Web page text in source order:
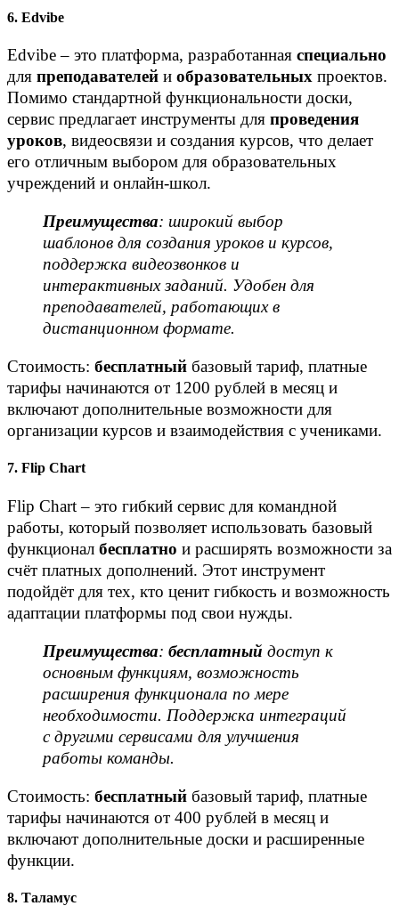
6. Edvibe
Edvibe – это платформа, разработанная специально
для преподавателей и образовательных проектов.
Помимо стандартной функциональности доски,
сервис предлагает инструменты для проведения
уроков, видеосвязи и создания курсов, что делает
его отличным выбором для образовательных
учреждений и онлайн-школ.
Преимущества: широкий выбор
шаблонов для создания уроков и курсов,
поддержка видеозвонков и
интерактивных заданий. Удобен для
преподавателей, работающих в
дистанционном формате.
Стоимость: бесплатный базовый тариф, платные
тарифы начинаются от 1200 рублей в месяц и
включают дополнительные возможности для
организации курсов и взаимодействия с учениками.
7. Flip Chart
Flip Chart – это гибкий сервис для командной
работы, который позволяет использовать базовый
функционал бесплатно и расширять возможности за
счёт платных дополнений. Этот инструмент
подойдёт для тех, кто ценит гибкость и возможность
адаптации платформы под свои нужды.
Преимущества: бесплатный доступ к
основным функциям, возможность
расширения функционала по мере
необходимости. Поддержка интеграций
с другими сервисами для улучшения
работы команды.
Стоимость: бесплатный базовый тариф, платные
тарифы начинаются от 400 рублей в месяц и
включают дополнительные доски и расширенные
функции.
8. Таламус